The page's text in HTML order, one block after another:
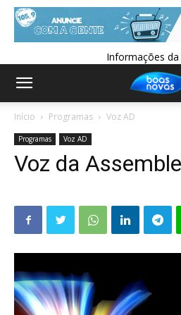
Informações da
Início Programas Voz AD
Programas Voz AD
Voz da